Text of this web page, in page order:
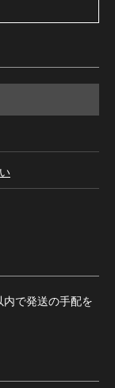
で発送の手配を